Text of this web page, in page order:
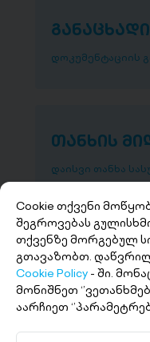
დოკუმენტაციის
თანხის
დაისვი თანხა
Cookie თქვენი
შეგროვებას
თქვენზე მორგებულ
გთავაზობთ.
Cookie Policy - ში.
მონიშნეთ
აარჩიეთ